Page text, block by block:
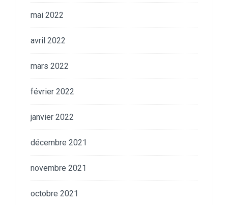
mai 2022
avril 2022
mars 2022
février 2022
janvier 2022
décembre 2021
novembre 2021
octobre 2021